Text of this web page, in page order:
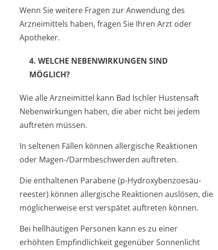
Wenn Sie weitere Fragen zur Anwendung des
Arzneimittels haben, fragen Sie Ihren Arzt oder
Apotheker.
4. WELCHE NEBENWIRKUNGEN SIND
MÖGLICH?
Wie alle Arzneimittel kann Bad Ischler Hustensaft
Nebenwirkungen haben, die aber nicht bei jedem
auftreten müssen.
In seltenen Fällen können allergische Reaktionen
oder Magen-/Darmbeschwerden auftreten.
Die enthaltenen Parabene (p-Hydroxybenzoesäu­
reester) können allergische Reaktionen auslösen, die
möglicherweise erst verspätet auftreten können.
Bei hellhäutigen Personen kann es zu einer
erhöhten Empfindlichkeit gegenüber Sonnenlicht